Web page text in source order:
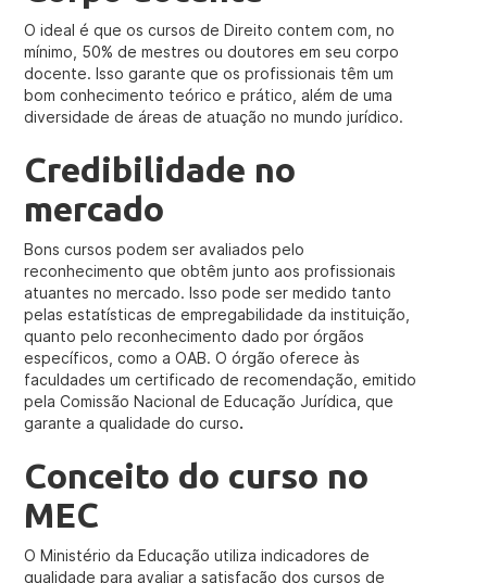
O ideal é que os cursos de Direito contem com, no
mínimo, 50% de mestres ou doutores em seu corpo
docente. Isso garante que os profissionais têm um
bom conhecimento teórico e prático, além de uma
diversidade de áreas de atuação no mundo jurídico.
Credibilidade no
mercado
Bons cursos podem ser avaliados pelo
reconhecimento que obtêm junto aos profissionais
atuantes no mercado. Isso pode ser medido tanto
pelas estatísticas de empregabilidade da instituição,
quanto pelo reconhecimento dado por órgãos
específicos, como a OAB. O órgão oferece às
faculdades um certificado de recomendação, emitido
pela Comissão Nacional de Educação Jurídica, que
garante a qualidade do curso.
Conceito do curso no
MEC
O Ministério da Educação utiliza indicadores de
qualidade para avaliar a satisfação dos cursos de